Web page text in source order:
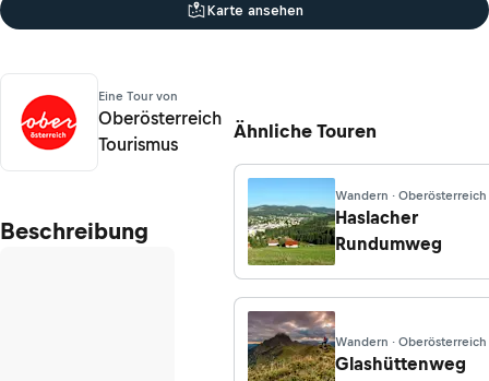
Karte ansehen
Eine Tour von
Oberösterreich
Tourismus
Beschreibung
Ähnliche Touren
Wandern · Oberösterreich
Haslacher
Rundumweg
Wandern · Oberösterreich
Glashüttenweg